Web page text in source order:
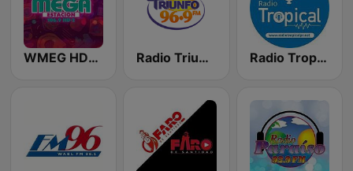
WMEG HD2 Mega Estacion Radio Triunfo 96.9 FM Radio Tropical PR